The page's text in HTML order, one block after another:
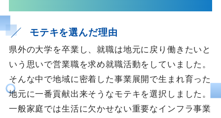
モテキを選んだ理由
県外の大学を卒業し、就職は地元に戻り働きたいと
いう思いで営業職を求め就職活動をしていました。
そんな中で地域に密着した事業展開で生まれ育った
地元に一番貢献出来そうなモテキを選択しました。
一般家庭では生活に欠かせない重要なインフラ事業